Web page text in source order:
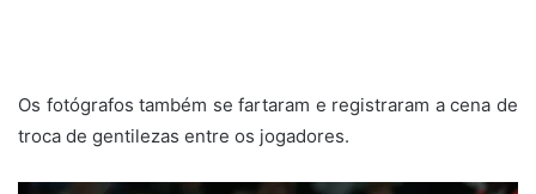
Os fotógrafos também se fartaram e registraram a cena de
troca de gentilezas entre os jogadores.